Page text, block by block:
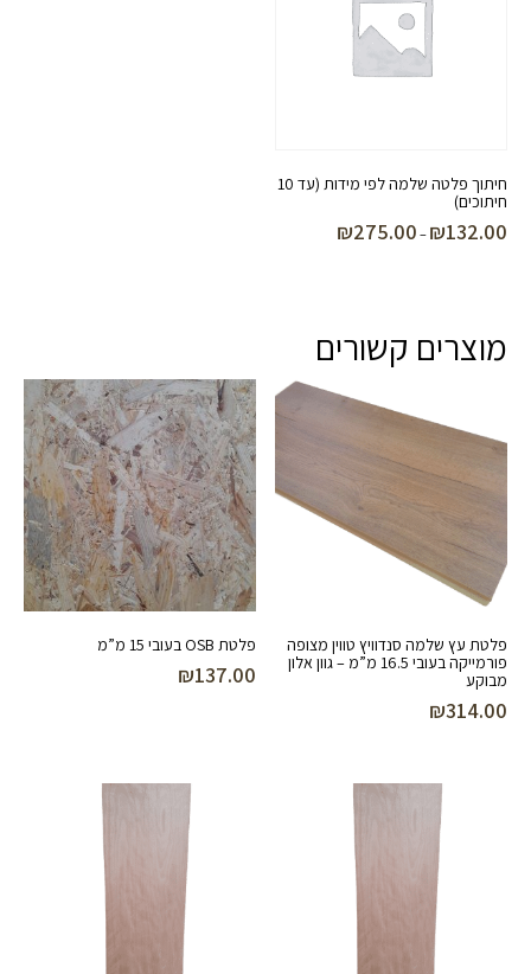
חיתוך פלטה שלמה לפי מידות (עד 10
חיתוכים)
₪132.00
–
₪275.00
מוצרים קשורים
פלטת עץ שלמה סנדוויץ טווין מצופה
פורמייקה בעובי 16.5 מ”מ – גוון אלון
מבוקע
₪314.00
פלטת OSB בעובי 15 מ”מ
₪137.00